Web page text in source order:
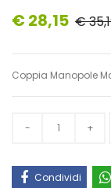
€ 28,15 €
Coppia Manopole
Condividi